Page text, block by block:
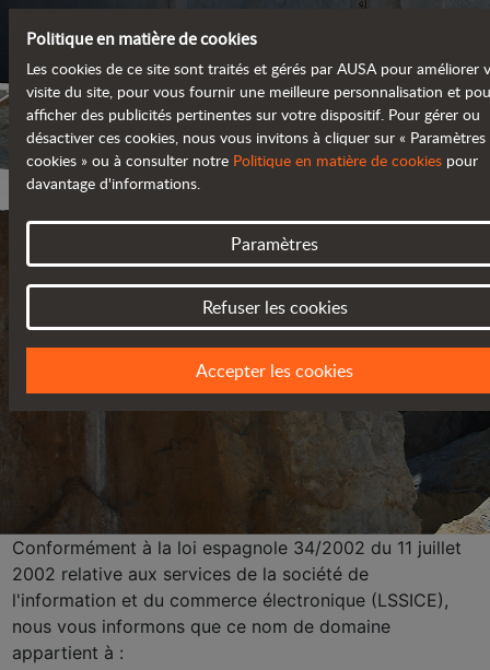
POLITIQUE DE
MISE À JOUR EN MARS 2018
Conformément à la loi espagnole 34/2002 du 11 juillet
2002 relative aux services de la société de
l'information et du commerce électronique (LSSICE),
nous vous informons que ce nom de domaine
appartient à :
Politique en matière de cookies
Les cookies de ce site sont traités et gérés par AUSA pour améliorer
visite du site, pour vous fournir une meilleure personnalisation et
afficher des publicités pertinentes sur votre dispositif. Pour gérer ou
désactiver ces cookies, nous vous invitons à cliquer sur « Paramètres
cookies » ou à consulter notre Politique en matière de cookies pour
davantage d'informations.
Paramètres
Refuser les cookies
Accepter les cookies